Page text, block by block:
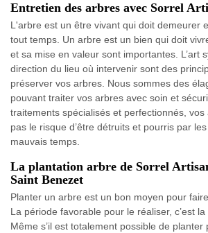
Entretien des arbres avec Sorrel
L'arbre est un être vivant qui doit demeurer
tout temps. Un arbre est un bien qui doit
et sa mise en valeur sont importantes. L’art
direction du lieu où intervenir sont des
préserver vos arbres. Nous sommes des
pouvant traiter vos arbres avec soin et
traitements spécialisés et perfectionnés,
pas le risque d’être détruits et pourris par
mauvais temps.
La plantation arbre de Sorrel
Saint Benezet
Planter un arbre est un bon moyen pour
La période favorable pour le réaliser, c’est
Même s’il est totalement possible de planter